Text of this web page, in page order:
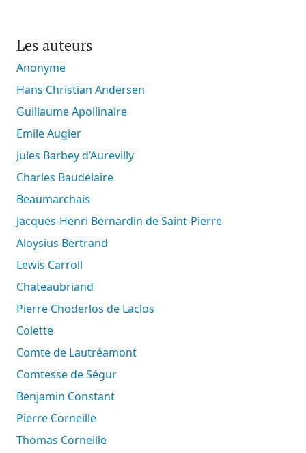
Les auteurs
Anonyme
Hans Christian Andersen
Guillaume Apollinaire
Emile Augier
Jules Barbey d’Aurevilly
Charles Baudelaire
Beaumarchais
Jacques-Henri Bernardin de Saint-Pierre
Aloysius Bertrand
Lewis Carroll
Chateaubriand
Pierre Choderlos de Laclos
Colette
Comte de Lautréamont
Comtesse de Ségur
Benjamin Constant
Pierre Corneille
Thomas Corneille